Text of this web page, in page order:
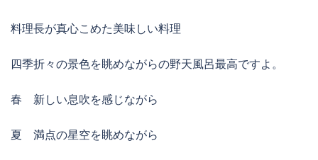
料理長が真心こめた美味しい料理
四季折々の景色を眺めながらの野天風呂最高ですよ。
春 新しい息吹を感じながら
夏 満点の星空を眺めながら